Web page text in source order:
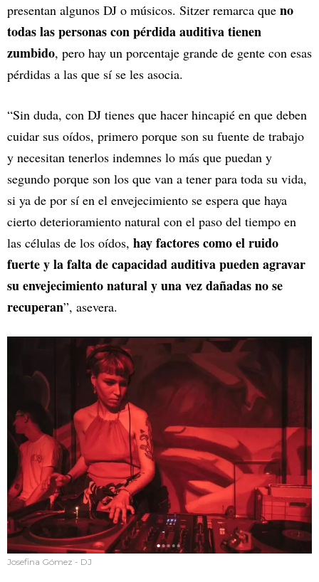
presentan algunos DJ o músicos. Sitzer remarca que no
todas las personas con pérdida auditiva tienen
zumbido, pero hay un porcentaje grande de gente con esas
pérdidas a las que sí se les asocia.
“Sin duda, con DJ tienes que hacer hincapié en que deben
cuidar sus oídos, primero porque son su fuente de trabajo
y necesitan tenerlos indemnes lo más que puedan y
segundo porque son los que van a tener para toda su vida,
si ya de por sí en el envejecimiento se espera que haya
cierto deterioramiento natural con el paso del tiempo en
las células de los oídos, hay factores como el ruido
fuerte y la falta de capacidad auditiva pueden agravar
su envejecimiento natural y una vez dañadas no se
recuperan”, asevera.
Josefina Gómez - DJ